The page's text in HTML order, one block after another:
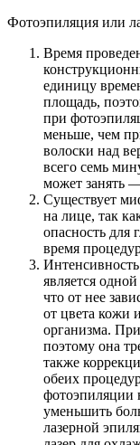
Фотоэпиляция или
Время
единицу
площадь,
при
меньше, чем
волоски над
всего семь
может занять
Существует
на лице, так
опасность для
время
Интенсивность
является
что от нее
от цвета кожи
организма.
поэтому она
также
обеих
фотоэпиляции
уменьшить
лазерной